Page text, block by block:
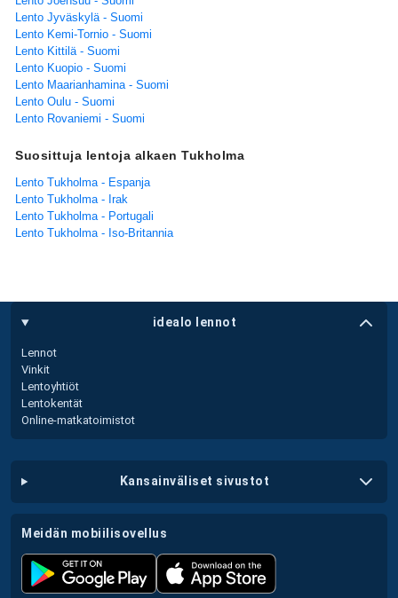
Lento Jyväskylä - Suomi
Lento Kemi-Tornio - Suomi
Lento Kittilä - Suomi
Lento Kuopio - Suomi
Lento Maarianhamina - Suomi
Lento Oulu - Suomi
Lento Rovaniemi - Suomi
Suosittuja lentoja alkaen Tukholma
Lento Tukholma - Espanja
Lento Tukholma - Irak
Lento Tukholma - Portugali
Lento Tukholma - Iso-Britannia
idealo lennot
Lennot
Vinkit
Lentoyhtiöt
Lentokentät
Online-matkatoimistot
kansainväliset sivustot
meidän mobiilisovellus